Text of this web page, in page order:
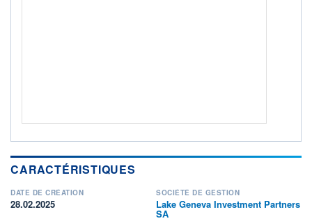
CARACTÉRISTIQUES
DATE DE CRÉATION
28.02.2025
SOCIÉTÉ DE GESTION
Lake Geneva Investment Partners
SA